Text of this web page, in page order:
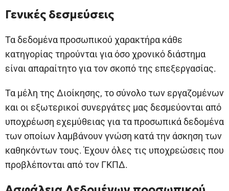
Γενικές δεσμεύσεις
Τα δεδομένα προσωπικού χαρακτήρα κάθε
κατηγορίας τηρούνται για όσο χρονικό διάστημα
είναι απαραίτητο για τον σκοπό της επεξεργασίας.
Τα μέλη της Διοίκησης, το σύνολο των εργαζομένων
και οι εξωτερικοί συνεργάτες μας δεσμεύονται από
υποχρέωση εχεμύθειας για τα προσωπικά δεδομένα
των οποίων λαμβάνουν γνώση κατά την άσκηση των
καθηκόντων τους. Έχουν όλες τις υποχρεώσεις που
προβλέπονται από τον ΓΚΠΔ.